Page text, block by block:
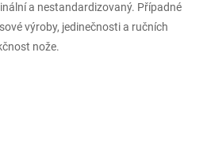
a nestandardizovaný. Případné
výroby, jedinečnosti a ručních
nože.